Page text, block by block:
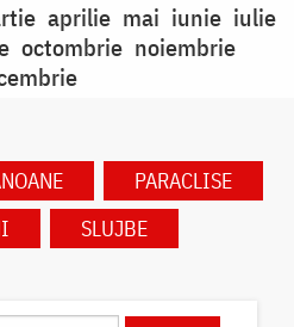
aprilie mai iunie iulie
octombrie noiembrie
PARACLISE
SLUJBE